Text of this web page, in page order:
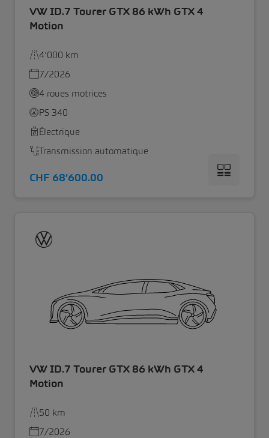
VW ID.7 Tourer GTX 86 kWh GTX 4
Motion
4’000 km
7/2026
4 roues motrices
PS 340
Électrique
Transmission automatique
CHF 68’600.00
VW ID.7 Tourer GTX 86 kWh GTX 4
Motion
50 km
7/2026